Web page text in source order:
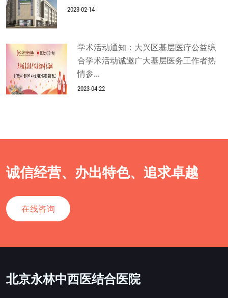
2023-02-14
学术活动通知：大兴区基层医疗公益综
合学术活动诚邀广大基层医务工作者热
情参...
2023-04-22
诚信经营、办出特色、追求卓越
在线咨询
北京永林中西医结合医院